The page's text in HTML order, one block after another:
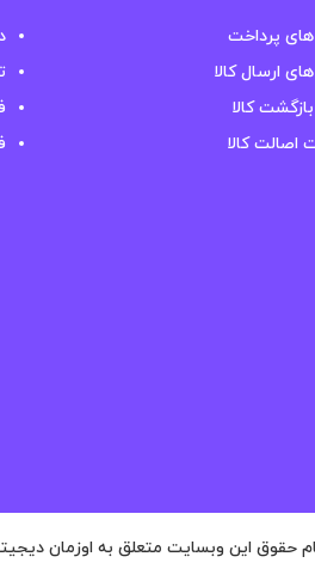
پرداخت
ارسال کالا
کالا
اصالت کالا
حقوق این وبسایت متعلق به اوزمان